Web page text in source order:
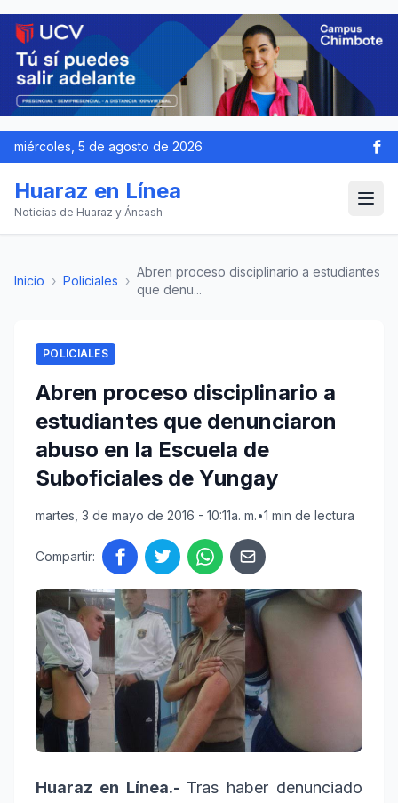
miércoles, 5 de agosto de 2026
Huaraz en Línea
Noticias de Huaraz y Áncash
Inicio › Policiales ›
Abren proceso disciplinario a estudiantes
que denu...
POLICIALES
Abren proceso disciplinario a
estudiantes que denunciaron
abuso en la Escuela de
Suboficiales de Yungay
martes, 3 de mayo de 2016 - 10:11a. m.•1 min de lectura
Compartir:
Huaraz en Línea.- Tras haber denunciado